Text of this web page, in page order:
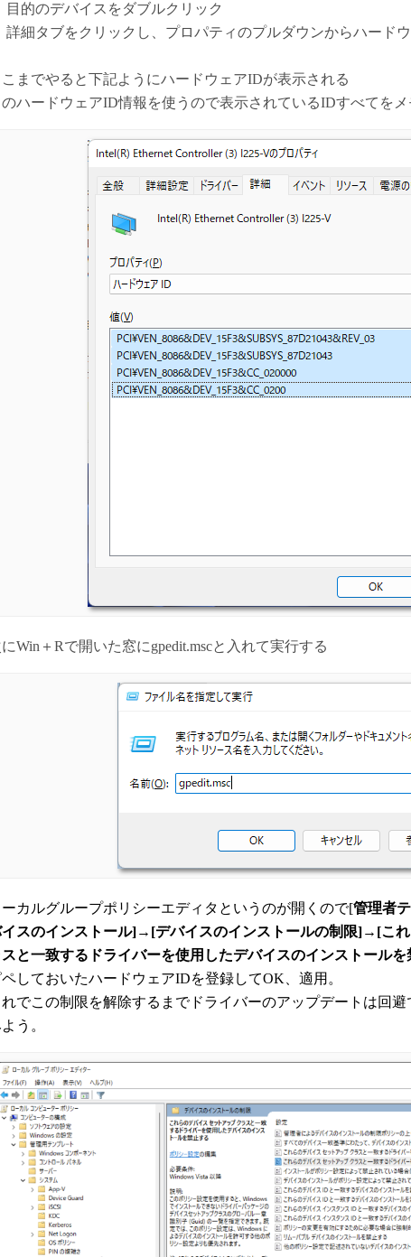
目的のデバイスをダブルクリック
詳細タブをクリックし、プロパティのプルダウンからハード
こまでやると下記ようにハードウェアIDが表示される
のハードウェアID情報を使うので表示されているIDすべてをメ
Win＋Rで開いた窓にgpedit.mscと入れて実行する
ーカルグループポリシーエディタというのが開くので[管理者
スのインストール]→[デバイスのインストールの制限]→[こ
スと一致するドライバーを使用したデバイスのインストールを
ペしておいたハードウェアIDを登録してOK、適用。
れでこの制限を解除するまでドライバーのアップデートは回
う。